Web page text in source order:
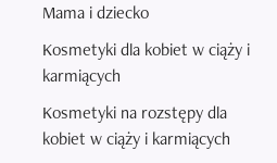
Mama i dziecko
Kosmetyki dla kobiet w ciąży i
karmiących
Kosmetyki na rozstępy dla
kobiet w ciąży i karmiących